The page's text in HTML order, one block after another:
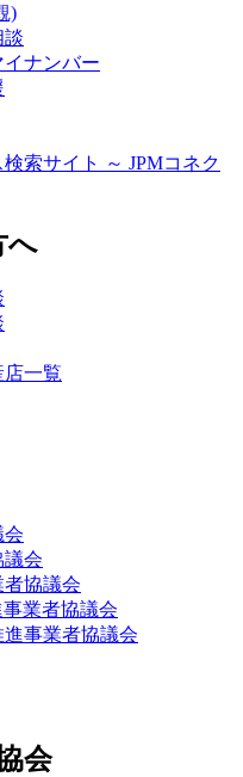
)
談
ナンバー
索サイト ～ JPMコネク
へ
一覧
会
会
協議会
業者協議会
事業者協議会
会